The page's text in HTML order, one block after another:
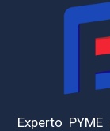
Experto